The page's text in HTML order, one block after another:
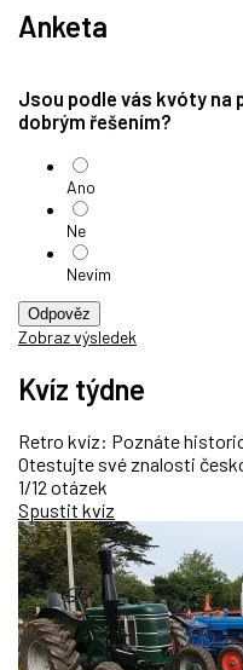
Anketa
Jsou podle vás kvóty na
dobrým řešením?
Ano
Ne
Nevím
Odpověz
Zobraz výsledek
Kvíz týdne
Retro kvíz: Poznáte
Otestujte své znalosti
1/12 otázek
Spustit kvíz